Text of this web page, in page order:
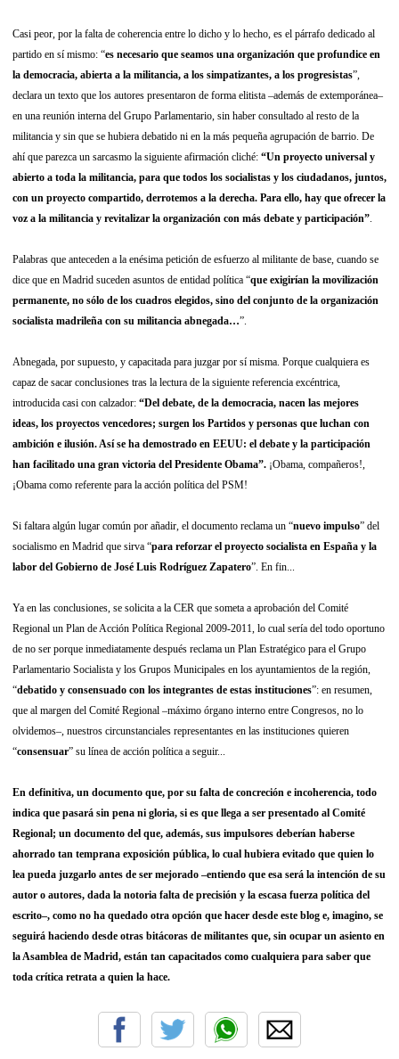
Casi peor, por la falta de coherencia entre lo dicho y lo hecho, es el párrafo dedicado al
partido en sí mismo: “es necesario que seamos una organización que profundice en
la democracia, abierta a la militancia, a los simpatizantes, a los progresistas”,
declara un texto que los autores presentaron de forma elitista –además de extemporánea–
en una reunión interna del Grupo Parlamentario, sin haber consultado al resto de la
militancia y sin que se hubiera debatido ni en la más pequeña agrupación de barrio. De
ahí que parezca un sarcasmo la siguiente afirmación cliché: “Un proyecto universal y
abierto a toda la militancia, para que todos los socialistas y los ciudadanos, juntos,
con un proyecto compartido, derrotemos a la derecha. Para ello, hay que ofrecer la
voz a la militancia y revitalizar la organización con más debate y participación”
Palabras que anteceden a la enésima petición de esfuerzo al militante de base, cuando se
dice que en Madrid suceden asuntos de entidad política “que exigirían la movilización
permanente, no sólo de los cuadros elegidos, sino del conjunto de la organización
socialista madrileña con su militancia abnegada…”.
Abnegada, por supuesto, y capacitada para juzgar por sí misma. Porque cualquiera es
capaz de sacar conclusiones tras la lectura de la siguiente referencia excéntrica,
introducida casi con calzador: “Del debate, de la democracia, nacen las mejores
ideas, los proyectos vencedores; surgen los Partidos y personas que luchan con
ambición e ilusión. Así se ha demostrado en EEUU: el debate y la participación
han facilitado una gran victoria del Presidente Obama”. ¡Obama, compañeros!,
¡Obama como referente para la acción política del PSM!
Si faltara algún lugar común por añadir, el documento reclama un “nuevo impulso” del
socialismo en Madrid que sirva “para reforzar el proyecto socialista en España y la
labor del Gobierno de José Luis Rodríguez Zapatero”. En fin...
Ya en las conclusiones, se solicita a la CER que someta a aprobación del Comité
Regional un Plan de Acción Política Regional 2009-2011, lo cual sería del todo oportuno
de no ser porque inmediatamente después reclama un Plan Estratégico para el Grupo
Parlamentario Socialista y los Grupos Municipales en los ayuntamientos de la región,
“debatido y consensuado con los integrantes de estas instituciones”: en resumen,
que al margen del Comité Regional –máximo órgano interno entre Congresos, no lo
olvidemos–, nuestros circunstanciales representantes en las instituciones quieren
“consensuar” su línea de acción política a seguir...
En definitiva, un documento que, por su falta de concreción e incoherencia, todo
indica que pasará sin pena ni gloria, si es que llega a ser presentado al Comité
Regional; un documento del que, además, sus impulsores deberían haberse
ahorrado tan temprana exposición pública, lo cual hubiera evitado que quien lo
lea pueda juzgarlo antes de ser mejorado –entiendo que esa será la intención de su
autor o autores, dada la notoria falta de precisión y la escasa fuerza política del
escrito–, como no ha quedado otra opción que hacer desde este blog e, imagino, se
seguirá haciendo desde otras bitácoras de militantes que, sin ocupar un asiento en
la Asamblea de Madrid, están tan capacitados como cualquiera para saber que
toda crítica retrata a quien la hace.